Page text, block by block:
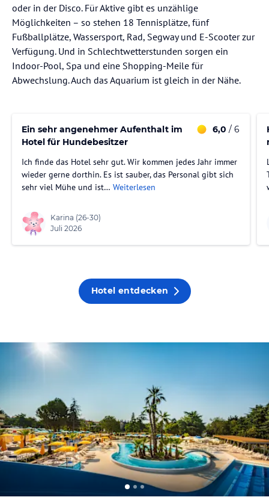
oder in der Disco. Für Aktive gibt es unzählige
Möglichkeiten – so stehen 18 Tennisplätze, fünf
Fußballplätze, Wassersport, Rad, Segway und E-Scooter zur
Verfügung. Und in Schlechtwetterstunden sorgen ein
Indoor-Pool, Spa und eine Shopping-Meile für
Abwechslung. Auch das Aquarium ist gleich in der Nähe.
Ein sehr angenehmer Aufenthalt im
Hotel für Hundebesitzer
6,0 / 6
Ich finde das Hotel sehr gut. Wir kommen jedes Jahr immer
wieder gerne dorthin. Es ist sauber, das Personal gibt sich
sehr viel Mühe und ist… Weiterlesen
Karina (26-30)
Juli 2026
Hotel entdecken